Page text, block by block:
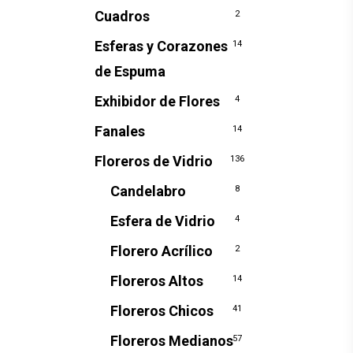
Cuadros 2
Esferas y Corazones
de Espuma
14
Exhibidor de Flores 4
Fanales 14
Floreros de Vidrio 136
Candelabro 8
Esfera de Vidrio 4
Florero Acrílico 2
Floreros Altos 14
Floreros Chicos 41
Floreros Medianos57